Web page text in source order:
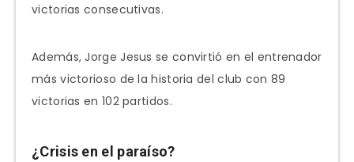
victorias consecutivas.
Además, Jorge Jesus se convirtió en el entrenador
más victorioso de la historia del club con 89
victorias en 102 partidos.
¿Crisis en el paraíso?